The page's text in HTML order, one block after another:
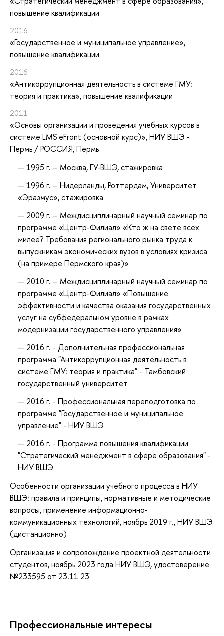
повышение квалификации
2016
«Государственное и муниципальное управление»,
повышение квалификации
2016
«Антикоррупционная деятельность в системе ГМУ:
теория и практика», повышение квалификации
2011
«Основы организации и проведения учебных курсов в
системе LMS eFront (основной курс)», НИУ ВШЭ -
Пермь / РОССИЯ, Пермь
1995 г. – Москва, ГУ-ВШЭ, стажировка
1996 г. – Нидерланды, Роттердам, Университет
«Эразмус», стажировка
2009 г. – Междисциплинарный научный семинар по
программе «Центр-Филиал» «Кто ж на свете всех
милее? Требования регионального рынка труда к
выпускникам экономических вузов в условиях кризиса
(на примере Пермского края)»
2010 г. – Междисциплинарный научный семинар по
программе «Центр-Филиал» «Повышение
эффективности и качества оказания государственных
услуг на субфедеральном уровне в рамках
модернизации государственного управления»
2016 г. - Дополнительная профессиональная
программа "Антикоррупционная деятельность в
системе ГМУ: теория и практика" - Тамбовский
государственный университет
2016 г. - Профессиональная переподготовка по
программе "Государственное и муниципальное
управление" - НИУ ВШЭ
2016 г. - Программа повышения квалификации
"Стратегический менеджмент в сфере образования" -
НИУ ВШЭ
Особенности организации учебного процесса в НИУ
ВШЭ: правила и принципы, нормативные и методические
вопросы, применение информационно-
коммуникационных технологий, ноябрь 2019 г., НИУ ВШЭ
(дистанционно)
Организация и сопровождение проектной деятельности
студентов, ноябрь 2023 года НИУ ВШЭ, удостоверение
№233595 от 23.11 23
Профессиональные интересы